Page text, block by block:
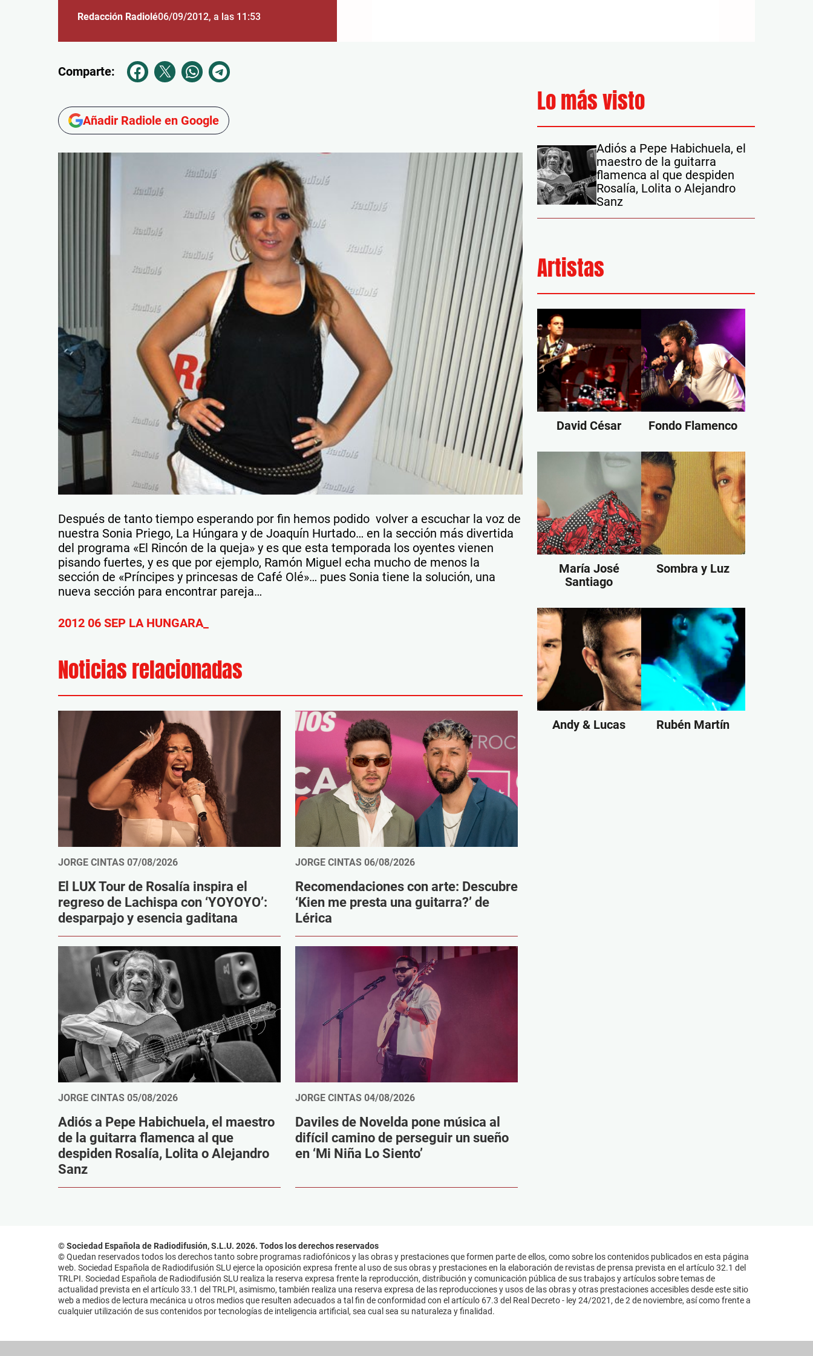
Redacción Radiolé06/09/2012, a las 11:53
Comparte:
Añadir Radiole en Google
Después de tanto tiempo esperando por fin hemos podido volver a escuchar la voz de
nuestra Sonia Priego, La Húngara y de Joaquín Hurtado… en la sección más divertida
del programa «El Rincón de la queja» y es que esta temporada los oyentes vienen
pisando fuertes, y es que por ejemplo, Ramón Miguel echa mucho de menos la
sección de «Príncipes y princesas de Café Olé»… pues Sonia tiene la solución, una
nueva sección para encontrar pareja…
2012 06 SEP LA HUNGARA_
Noticias relacionadas
JORGE CINTAS 07/08/2026
El LUX Tour de Rosalía inspira el
regreso de Lachispa con ‘YOYOYO’:
desparpajo y esencia gaditana
JORGE CINTAS 06/08/2026
Recomendaciones con arte: Descubre
‘Kien me presta una guitarra?’ de
Lérica
JORGE CINTAS 05/08/2026
Adiós a Pepe Habichuela, el maestro
de la guitarra flamenca al que
despiden Rosalía, Lolita o Alejandro
Sanz
JORGE CINTAS 04/08/2026
Daviles de Novelda pone música al
difícil camino de perseguir un sueño
en ‘Mi Niña Lo Siento’
Lo más visto
Adiós a Pepe Habichuela, el
maestro de la guitarra
flamenca al que despiden
Rosalía, Lolita o Alejandro
Sanz
Artistas
David César Fondo Flamenco
María José
Santiago
Sombra y Luz
Andy & Lucas Rubén Martín
© Sociedad Española de Radiodifusión, S.L.U. 2026. Todos los derechos reservados
© Quedan reservados todos los derechos tanto sobre programas radiofónicos y las obras y prestaciones que formen parte de ellos, como sobre los contenidos publicados en esta página
web. Sociedad Española de Radiodifusión SLU ejerce la oposición expresa frente al uso de sus obras y prestaciones en la elaboración de revistas de prensa prevista en el artículo 32.1 del
TRLPI. Sociedad Española de Radiodifusión SLU realiza la reserva expresa frente la reproducción, distribución y comunicación pública de sus trabajos y artículos sobre temas de
actualidad prevista en el artículo 33.1 del TRLPI, asimismo, también realiza una reserva expresa de las reproducciones y usos de las obras y otras prestaciones accesibles desde este sitio
web a medios de lectura mecánica u otros medios que resulten adecuados a tal fin de conformidad con el artículo 67.3 del Real Decreto - ley 24/2021, de 2 de noviembre, así como frente a
cualquier utilización de sus contenidos por tecnologías de inteligencia artificial, sea cual sea su naturaleza y finalidad.